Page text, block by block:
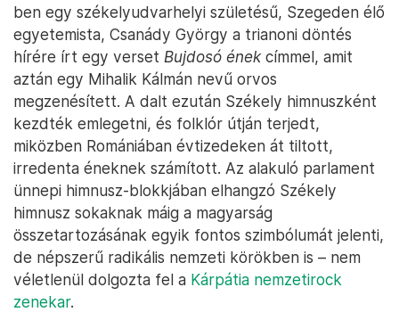
ben egy székelyudvarhelyi születésű, Szegeden élő
egyetemista, Csanády György a trianoni döntés
hírére írt egy verset Bujdosó énekcímmel, amit
aztán egy Mihalik Kálmán nevű orvos
megzenésített. A dalt ezután Székely himnuszként
kezdték emlegetni, és folklór útján terjedt,
miközben Romániában évtizedeken át tiltott,
irredenta éneknek számított. Az alakuló parlament
ünnepi himnusz-blokkjában elhangzó Székely
himnusz sokaknak máig a magyarság
összetartozásának egyik fontos szimbólumát jelenti,
de népszerű radikális nemzeti körökben is – nem
véletlenül dolgozta fel a Kárpátia nemzetirock
zenekar.